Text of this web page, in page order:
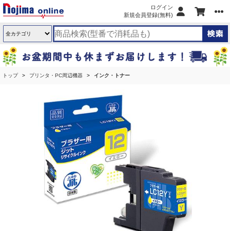
ログイン
新規会員登録(無料)
トップ プリンタ・PC周辺機器 インク・トナー